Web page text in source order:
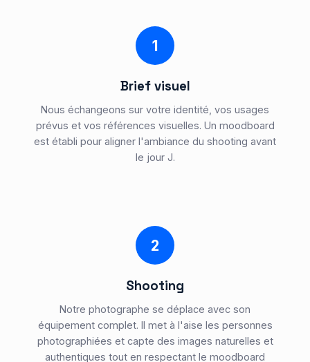
1
Brief visuel
Nous échangeons sur votre identité, vos usages
prévus et vos références visuelles. Un moodboard
est établi pour aligner l'ambiance du shooting avant
le jour J.
2
Shooting
Notre photographe se déplace avec son
équipement complet. Il met à l'aise les personnes
photographiées et capte des images naturelles et
authentiques tout en respectant le moodboard